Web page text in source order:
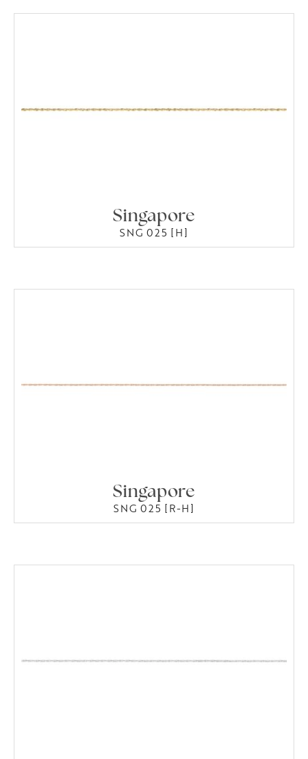
Singapore
SNG 025 [H]
Singapore
SNG 025 [R-H]